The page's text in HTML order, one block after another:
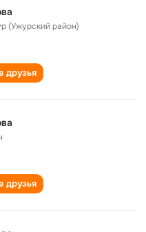
(Ужурский район)
друзья
друзья